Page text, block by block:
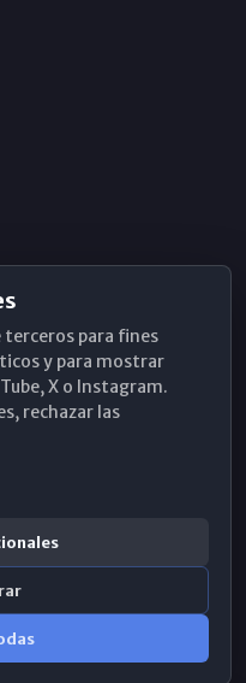
terceros para fines
y para mostrar
X o Instagram.
rechazar las